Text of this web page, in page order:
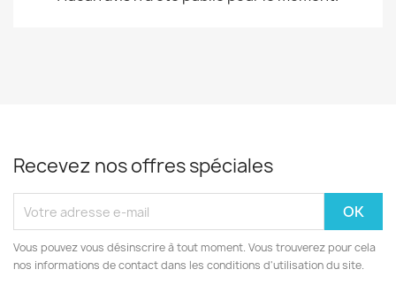
Recevez nos offres spéciales
Vous pouvez vous désinscrire à tout moment. Vous trouverez pour cela
nos informations de contact dans les conditions d'utilisation du site.